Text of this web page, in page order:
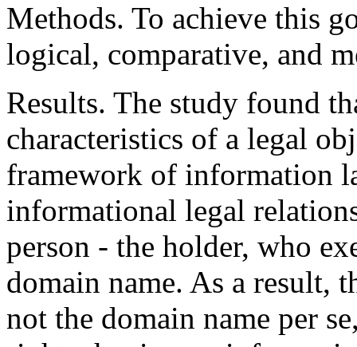
Methods. To achieve this
logical, comparative, and
Results. The study found
characteristics of a legal
framework of information
informational legal
person - the holder, who
domain name. As a result,
not the domain name per